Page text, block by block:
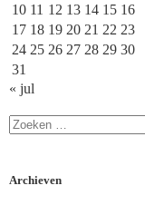
10 11 12 13 14 15 16
17 18 19 20 21 22 23
24 25 26 27 28 29 30
31
« jul
Archieven